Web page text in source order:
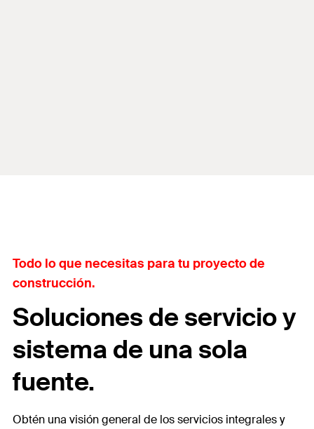
Todo lo que necesitas para tu proyecto de
construcción.
Soluciones de servicio y
sistema de una sola
fuente.
Obtén una visión general de los servicios integrales y